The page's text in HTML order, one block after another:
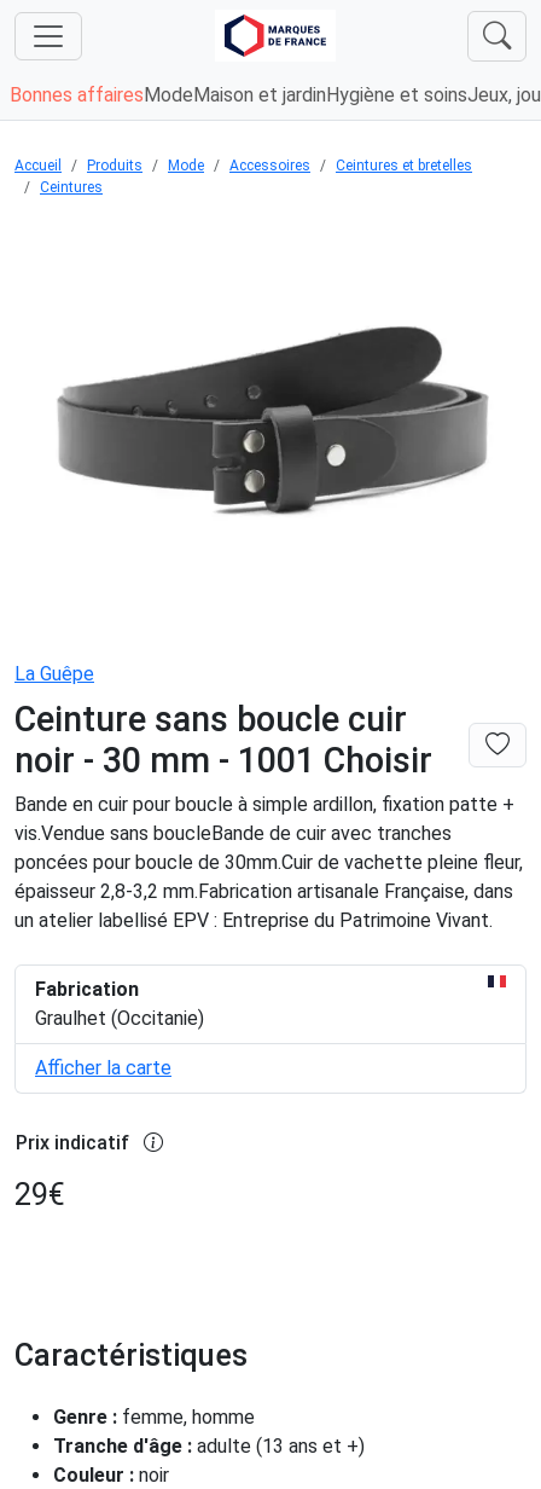
Bonnes affaires Mode Maison et jardin Hygiène et soinsJeux,
Accueil Produits Mode Accessoires
Ceintures et bretelles
Ceintures
La Guêpe
Ceinture sans boucle cuir
noir - 30 mm - 1001 Choisir
Bande en cuir pour boucle à simple ardillon, fixation patte +
vis.Vendue sans boucleBande de cuir avec tranches
poncées pour boucle de 30mm.Cuir de vachette pleine fleur,
épaisseur 2,8-3,2 mm.Fabrication artisanale Française, dans
un atelier labellisé EPV : Entreprise du Patrimoine Vivant.
Fabrication
Graulhet (Occitanie)
Afficher la carte
Prix indicatif
29€
Caractéristiques
Genre : femme, homme
Tranche d'âge : adulte (13 ans et +)
Couleur : noir